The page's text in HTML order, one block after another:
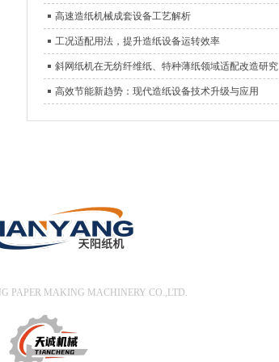
高速造纸机械成套设备工艺解析
工况适配用法，提升造纸设备运转效率
斜网纸机在无纺纤维纸、特种薄纸领域适配改造研究
高效节能新趋势：现代造纸设备技术升级与应用
PAPER MAKING MACHINERY CO.,LTD.